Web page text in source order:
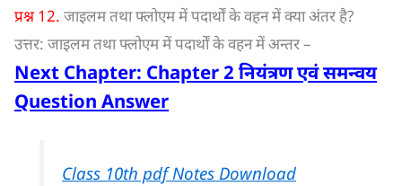
प्रश्न 12. जाइलम तथा फ्लोएम में पदार्थों के वहन में क्या अंतर है?
उत्तर: जाइलम तथा फ्लोएम में पदार्थों के वहन में अन्तर –
Next Chapter: Chapter 2 नियंत्रण एवं समन्वय
Question Answer
Class 10th pdf Notes Download